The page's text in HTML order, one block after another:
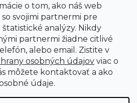
o tom, ako náš web
svojimi partnermi pre
analýzy. Nikdy
partnermi žiadne citlivé
alebo email. Zistite v
osobných údajov viac o
môžete kontaktovať a ako
údaje.